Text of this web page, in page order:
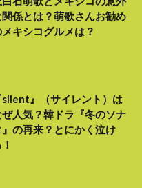
関係とは？萌歌さんお勧め
キシコグルメは？
silent』（サイレント）は
ぜ人気？韓ドラ『冬のソナ
』の再来？とにかく泣け